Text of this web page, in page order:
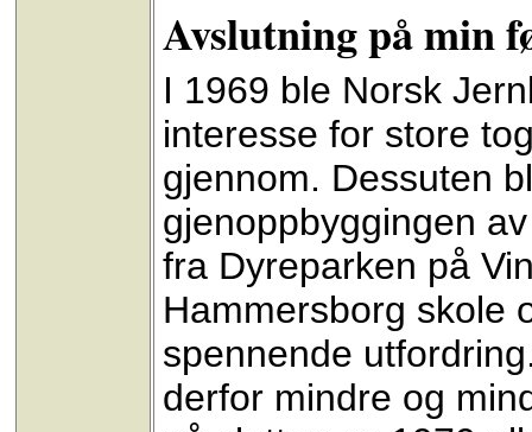
Avslutning på min
I 1969 ble Norsk
interesse for store
gjennom. Dessuten
gjenoppbyggingen
fra Dyreparken på
Hammersborg skole
spennende
derfor mindre og